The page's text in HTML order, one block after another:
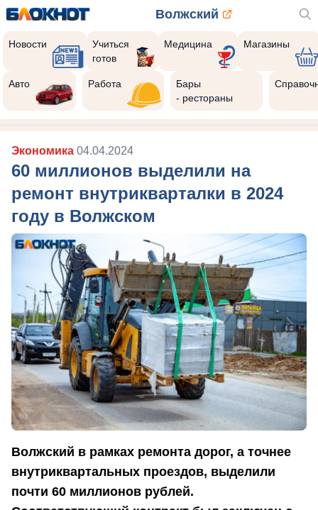
Волжский
Новости
Учиться
готов
Медицина Магазины
Авто Работа
Бары
- рестораны
Экономика 04.04.2024
60 миллионов выделили на
ремонт внутрикварталки в 2024
году в Волжском
Волжский в рамках ремонта дорог, а точнее
внутриквартальных проездов, выделили
почти 60 миллионов рублей.
Реклама закроется через: